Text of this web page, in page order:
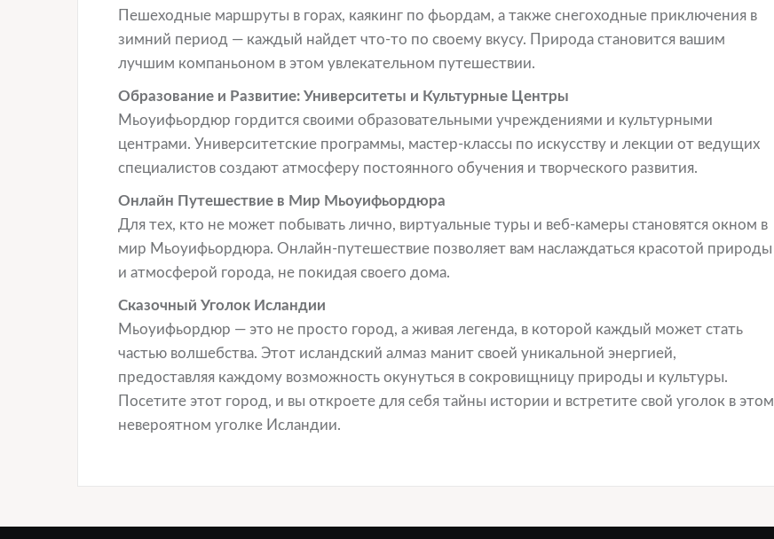
Пешеходные маршруты в горах, каякинг по фьордам, а также снегоходные приключения в
зимний период — каждый найдет что-то по своему вкусу. Природа становится вашим
лучшим компаньоном в этом увлекательном путешествии.
Образование и Развитие: Университеты и Культурные Центры
Мьоуифьордюр гордится своими образовательными учреждениями и культурными
центрами. Университетские программы, мастер-классы по искусству и лекции от ведущих
специалистов создают атмосферу постоянного обучения и творческого развития.
Онлайн Путешествие в Мир Мьоуифьордюра
Для тех, кто не может побывать лично, виртуальные туры и веб-камеры становятся окном в
мир Мьоуифьордюра. Онлайн-путешествие позволяет вам наслаждаться красотой природы
и атмосферой города, не покидая своего дома.
Сказочный Уголок Исландии
Мьоуифьордюр — это не просто город, а живая легенда, в которой каждый может стать
частью волшебства. Этот исландский алмаз манит своей уникальной энергией,
предоставляя каждому возможность окунуться в сокровищницу природы и культуры.
Посетите этот город, и вы откроете для себя тайны истории и встретите свой уголок в этом
невероятном уголке Исландии.